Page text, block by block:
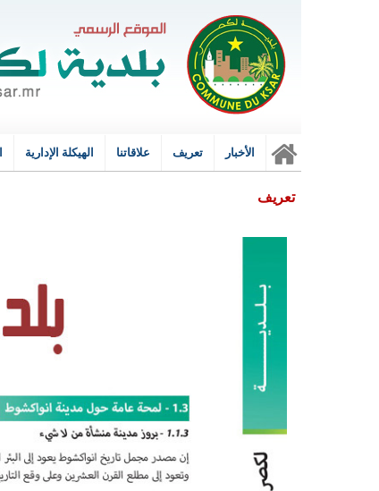
الأخبار تعريف علاقاتنا الهيكلة الإدارية
تعريف